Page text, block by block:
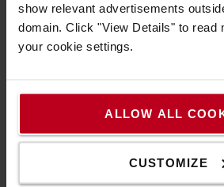
show relevant advertisements
domain. Click "View Details" to read
your cookie settings.
ALLOW ALL
CUSTOMIZE
Skúsenosti vodičov hovoria o
elektrické vysokozdvižné vozíky
Neprodukujú splodiny a spravidla
môžu pracovať aj vonku v
podmienkach. Ak máte správne
uvedené vyššie, vo vnútri by sa
kúpe nového vysokozdvižného